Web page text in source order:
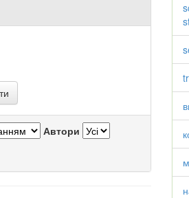
Автори